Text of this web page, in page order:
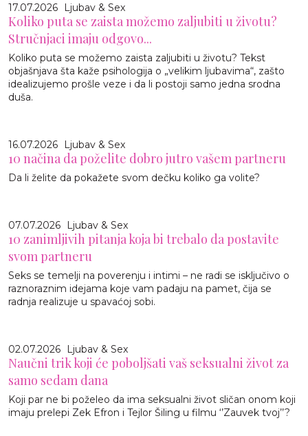
17.07.2026 Ljubav & Sex
Koliko puta se zaista možemo zaljubiti u životu?
Stručnjaci imaju odgovo...
Koliko puta se možemo zaista zaljubiti u životu? Tekst
objašnjava šta kaže psihologija o „velikim ljubavima“, zašto
idealizujemo prošle veze i da li postoji samo jedna srodna
duša.
16.07.2026 Ljubav & Sex
10 načina da poželite dobro jutro vašem partneru
Da li želite da pokažete svom dečku koliko ga volite?
07.07.2026 Ljubav & Sex
10 zanimljivih pitanja koja bi trebalo da postavite
svom partneru
Seks se temelji na poverenju i intimi – ne radi se isključivo o
raznoraznim idejama koje vam padaju na pamet, čija se
radnja realizuje u spavaćoj sobi.
02.07.2026 Ljubav & Sex
Naučni trik koji će poboljšati vaš seksualni život za
samo sedam dana
Koji par ne bi poželeo da ima seksualni život sličan onom koji
imaju prelepi Zek Efron i Tejlor Šiling u filmu ‘’Zauvek tvoj’’?